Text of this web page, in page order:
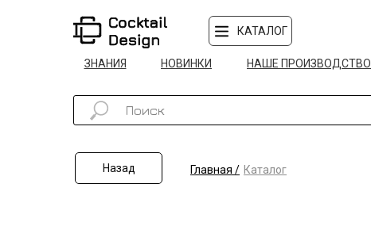
НАШЕ ПРОИЗВОДСТВО
НОВИНКИ
ЗНАНИЯ
КАТАЛОГ
Назад Главная / Каталог